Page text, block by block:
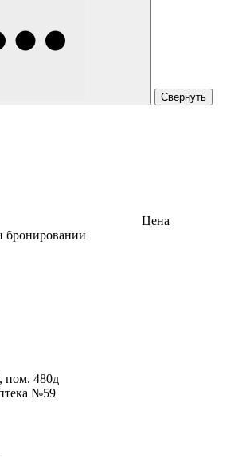
Свернуть
Цена
бронировании
пом. 480д
№59